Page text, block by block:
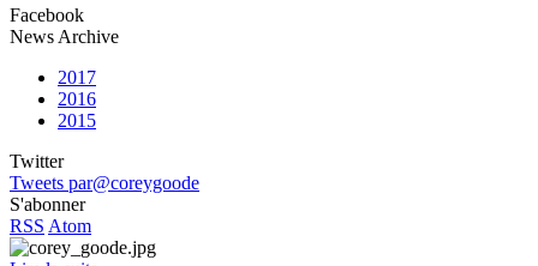
Facebook
News Archive
2017
2016
2015
Twitter
Tweets par@coreygoode
S'abonner
RSS Atom